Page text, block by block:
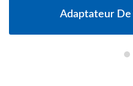
Adaptateur De